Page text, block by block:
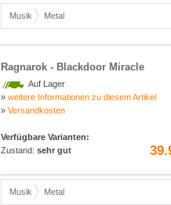
Musik Metal
Ragnarok - Blackdoor Miracle
Auf Lager
» weitere Informationen zu diesem Artikel
» Versandkosten
Verfügbare Varianten:
Zustand: sehr gut
Musik Metal